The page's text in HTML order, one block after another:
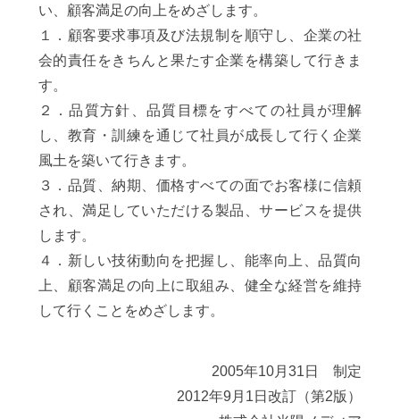
い、顧客満足の向上をめざします。
１．顧客要求事項及び法規制を順守し、企業の社
会的責任をきちんと果たす企業を構築して行きま
す。
２．品質方針、品質目標をすべての社員が理解
し、教育・訓練を通じて社員が成長して行く企業
風土を築いて行きます。
３．品質、納期、価格すべての面でお客様に信頼
され、満足していただける製品、サービスを提供
します。
４．新しい技術動向を把握し、能率向上、品質向
上、顧客満足の向上に取組み、健全な経営を維持
して行くことをめざします。
2005年10月31日 制定
2012年9月1日改訂（第2版）